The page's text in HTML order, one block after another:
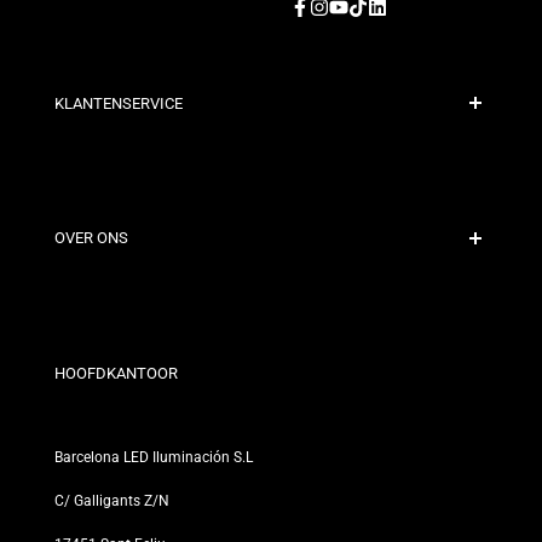
Facebook
Instagram
YouTube
TikTokLinkedIn
KLANTENSERVICE
Contact
OVER ONS
Onze Winkels
HOOFDKANTOOR
Barcelona LED Iluminación S.L
C/ Galligants Z/N